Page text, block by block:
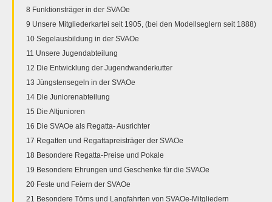
8 Funktionsträger in der SVAOe
9 Unsere Mitgliederkartei seit 1905, (bei den Modellseglern seit 1888)
10 Segelausbildung in der SVAOe
11 Unsere Jugendabteilung
12 Die Entwicklung der Jugendwanderkutter
13 Jüngstensegeln in der SVAOe
14 Die Juniorenabteilung
15 Die Altjunioren
16 Die SVAOe als Regatta- Ausrichter
17 Regatten und Regattapreisträger der SVAOe
18 Besondere Regatta-Preise und Pokale
19 Besondere Ehrungen und Geschenke für die SVAOe
20 Feste und Feiern der SVAOe
21 Besondere Törns und Langfahrten von SVAOe-Mitgliedern